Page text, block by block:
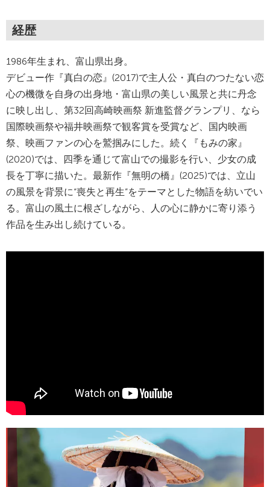
経歴
1986年生まれ、富山県出身。
デビュー作『真白の恋』(2017)で主人公・真白のつたない恋
心の機微を自身の出身地・富山県の美しい風景と共に丹念
に映し出し、第32回高崎映画祭 新進監督グランプリ、なら
国際映画祭や福井映画祭で観客賞を受賞など、国内映画
祭、映画ファンの心を鷲掴みにした。続く『もみの家』
(2020)では、四季を通じて富山での撮影を行い、少女の成
長を丁寧に描いた。最新作『無明の橋』(2025)では、立山
の風景を背景に“喪失と再生”をテーマとした物語を紡いでい
る。富山の風土に根ざしながら、人の心に静かに寄り添う
作品を生み出し続けている。